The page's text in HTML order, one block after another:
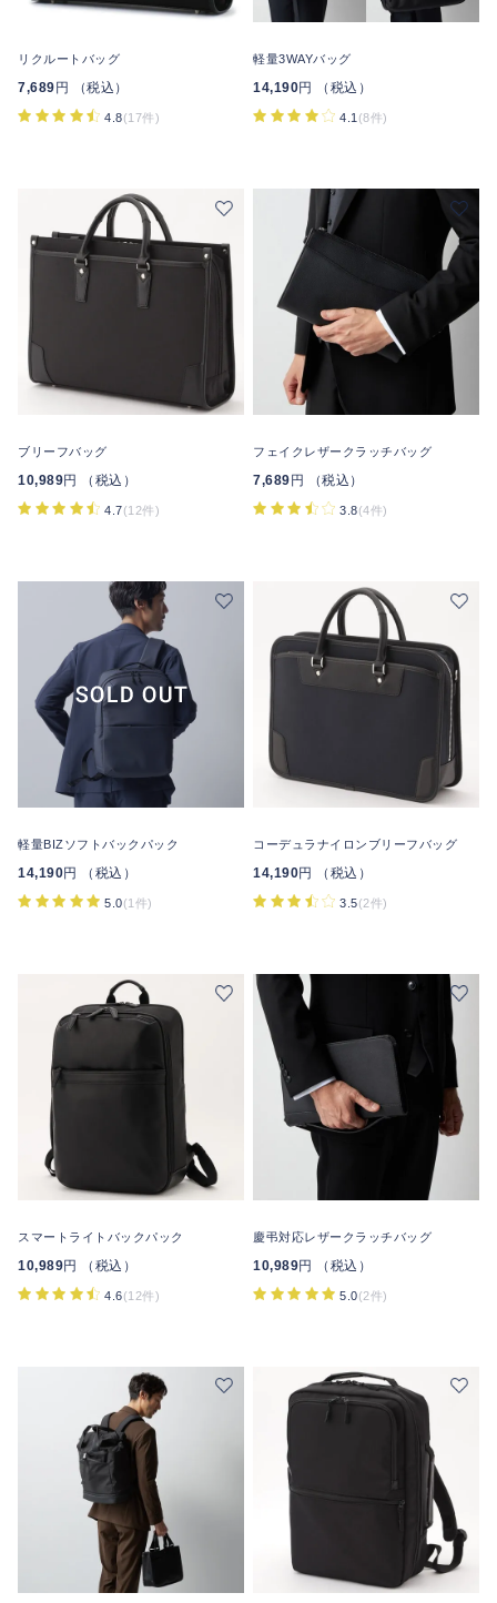
リクルートバッグ
7,689 円 （税込）
4.8(17件)
軽量3WAYバッグ
14,190円 （税込）
4.1 (8件)
ブリーフバッグ
10,989円 （税込）
4.7(12件)
フェイクレザークラッチバッグ
7,689 円 （税込）
3.8(4件)
軽量BIZソフトバックパック
14,190円 （税込）
5.0(1件)
コーデュラナイロンブリーフバッグ
14,190円 （税込）
3.5(2件)
スマートライトバックパック
10,989円 （税込）
4.6(12件)
慶弔対応レザークラッチバッグ
10,989円 （税込）
5.0(2件)